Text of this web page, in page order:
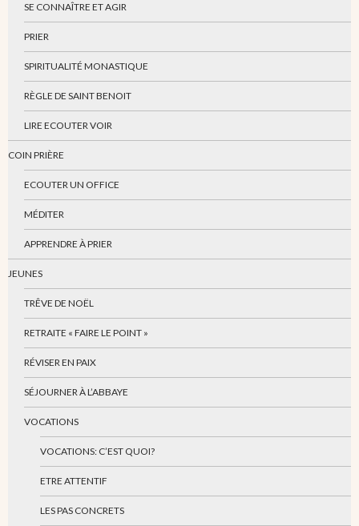
SE CONNAÎTRE ET AGIR
PRIER
SPIRITUALITÉ MONASTIQUE
RÈGLE DE SAINT BENOIT
LIRE ECOUTER VOIR
COIN PRIÈRE
ECOUTER UN OFFICE
MÉDITER
APPRENDRE À PRIER
JEUNES
TRÊVE DE NOËL
RETRAITE « FAIRE LE POINT »
RÉVISER EN PAIX
SÉJOURNER À L’ABBAYE
VOCATIONS
VOCATIONS: C’EST QUOI?
ETRE ATTENTIF
LES PAS CONCRETS